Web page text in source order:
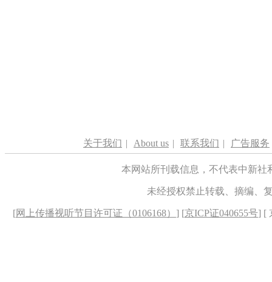
关于我们 | About us | 联系我们 | 广告服务
本网站所刊载信息，不代表中新
未经授权禁止转载、摘编、
[网上传播视听节目许可证（0106168） ] [京ICP证040655号] [